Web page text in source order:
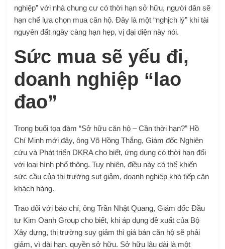
nghiệp” với nhà chung cư có thời hạn sở hữu, người dân sẽ
hạn chế lựa chọn mua căn hộ. Đây là một “nghịch lý” khi tài
nguyên đất ngày càng hạn hẹp, vị đại diện này nói.
Sức mua sẽ yếu đi,
doanh nghiệp “lao
đao”
Trong buổi tọa đàm “Sở hữu căn hộ – Cần thời hạn?” Hồ
Chí Minh mới đây, ông Võ Hồng Thắng, Giám đốc Nghiên
cứu và Phát triển DKRA cho biết, ứng dụng có thời hạn đối
với loại hình phổ thông. Tuy nhiên, điều này có thể khiến
sức cầu của thị trường sụt giảm, doanh nghiệp khó tiếp cận
khách hàng.
Trao đổi với báo chí, ông Trần Nhật Quang, Giám đốc Đầu
tư Kim Oanh Group cho biết, khi áp dụng đề xuất của Bộ
Xây dựng, thị trường suy giảm thì giá bán căn hộ sẽ phải
giảm, vì dài hạn. quyền sở hữu. Sở hữu lâu dài là một